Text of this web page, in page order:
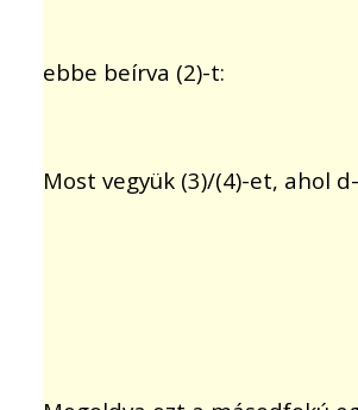
ebbe beírva (2)-t:
Most vegyük (3)/(4)-et, ahol